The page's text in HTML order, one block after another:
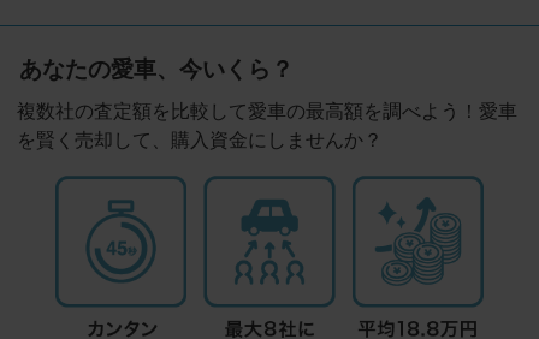
あなたの愛車、今いくら？
複数社の査定額を比較して愛車の最高額を調べよう！愛車
を賢く売却して、購入資金にしませんか？